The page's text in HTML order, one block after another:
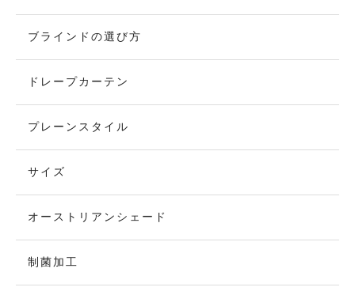
ブラインドの選び方
ドレープカーテン
プレーンスタイル
サイズ
オーストリアンシェード
制菌加工